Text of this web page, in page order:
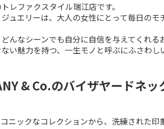
レファクスタイル瑞江店です。
ュエリーは、大人の女性にとって毎日の
んなシーンでも自分に自信を与えてくれる
い魅力を持つ、一生モノと呼ぶにふさわし
& Co.のバイザヤードネッ
ニックなコレクションから、洗練された